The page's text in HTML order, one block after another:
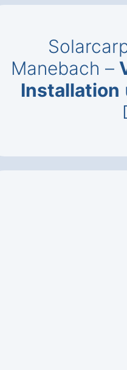
Manebach –
Installation